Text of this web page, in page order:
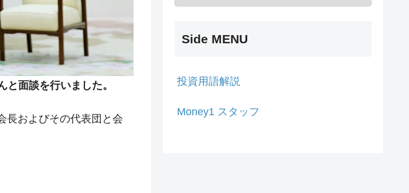
面談を行いました。
長およびその代表団と会
Side MENU
投資用語解説
Money1 スタッフ